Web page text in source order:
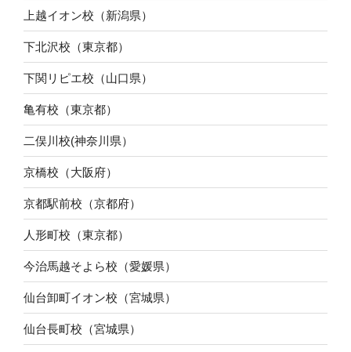
上越イオン校（新潟県）
下北沢校（東京都）
下関リピエ校（山口県）
亀有校（東京都）
二俣川校(神奈川県）
京橋校（大阪府）
京都駅前校（京都府）
人形町校（東京都）
今治馬越そよら校（愛媛県）
仙台卸町イオン校（宮城県）
仙台長町校（宮城県）